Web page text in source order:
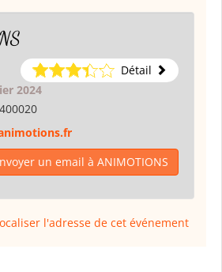
Détail
2024
un email à ANIMOTIONS
l'adresse de cet événement